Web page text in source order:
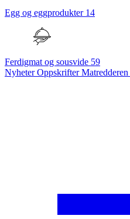
Egg og eggprodukter 14
Ferdigmat og sousvide 59
NyheterOppskrifterMatredderen